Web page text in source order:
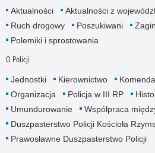
Aktualności Aktualności z
Ruch drogowy
Poszukiwani
Polemiki i sprostowania
O Policji
Jednostki Kierownictwo
Organizacja
Policja w III RP
Umundurowanie
Współpraca
Duszpasterstwo Policji Kościoła
Prawosławne Duszpasterstwo Policji